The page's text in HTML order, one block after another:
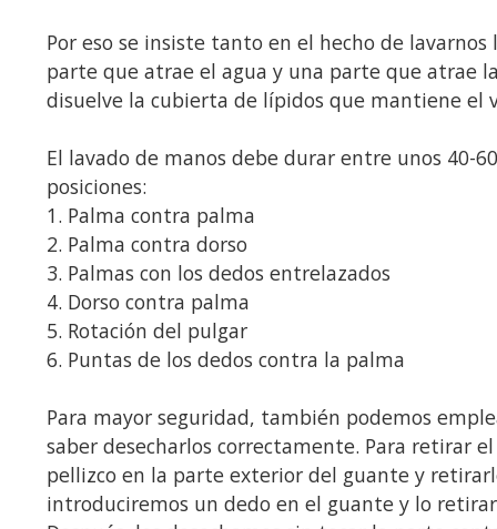
Por eso se insiste tanto en el hecho de
parte que atrae el agua y una parte que atrae
disuelve la cubierta de lípidos que mantiene el
El lavado de manos debe durar entre unos 40-
posiciones:
1. Palma contra palma
2. Palma contra dorso
3. Palmas con los dedos entrelazados
4. Dorso contra palma
5. Rotación del pulgar
6. Puntas de los dedos contra la palma
Para mayor seguridad, también podemos
saber desecharlos correctamente. Para retirar
pellizco en la parte exterior del guante y
introduciremos un dedo en el guante y lo